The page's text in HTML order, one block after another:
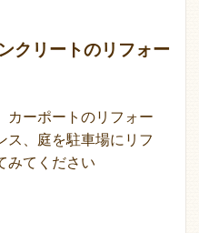
クリートのリフォー
カーポートのリフォー
ス、庭を駐車場にリフ
みてください